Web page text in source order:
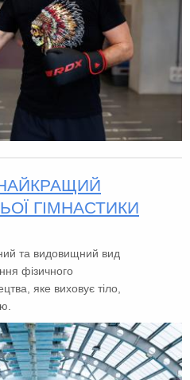
ГІМНАСТИКИ
та видовищний вид
фізичного
яке виховує тіло,